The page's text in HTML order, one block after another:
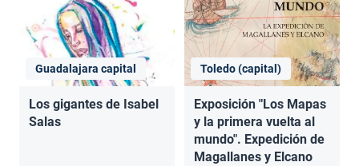
Guadalajara capital
Los gigantes de Isabel
Salas
Toledo (capital)
Exposición "Los Mapas
y la primera vuelta al
mundo". Expedición de
Magallanes y Elcano